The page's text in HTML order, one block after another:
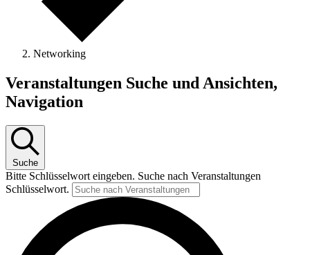
Networking
Veranstaltungen
Veranstaltungen Suche und Ansichten,
Navigation
Suche
Bitte Schlüsselwort eingeben. Suche nach Veranstaltungen
Schlüsselwort.